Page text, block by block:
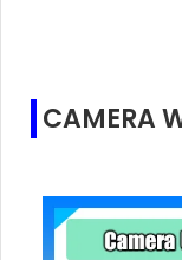
camera này
5.0 MP. Bạn
lượng Hồng
ràng và sắc
CAMERA